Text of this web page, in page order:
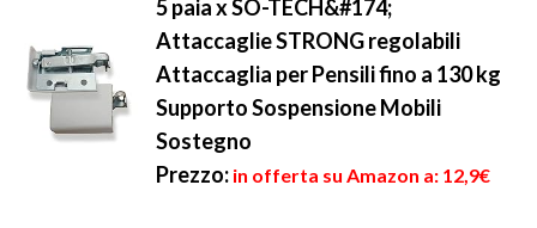
5 paia x SO-TECH&#174;
Attaccaglie STRONG regolabili
Attaccaglia per Pensili fino a 130 kg
Supporto Sospensione Mobili
Sostegno
Prezzo: in offerta su Amazon a: 12,9€